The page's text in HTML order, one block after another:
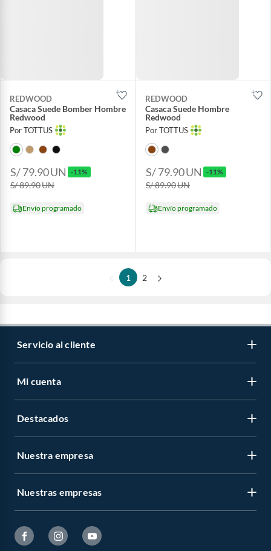
REDWOOD
Casaca Suede Bomber Hombre
Redwood
Por TOTTUS
S/ 79.90UN -11%
S/ 89.90UN
Envío programado
REDWOOD
Casaca Suede Hombre
Redwood
Por TOTTUS
S/ 79.90UN -11%
S/ 89.90UN
Envío programado
1 2
Servicio al cliente
Mi cuenta
Destacados
Nuestra empresa
Nuestras empresas